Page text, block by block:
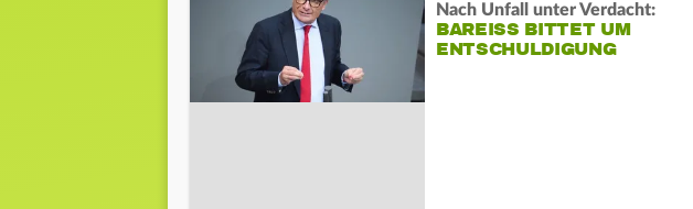
Nach Unfall unter Verdacht:
BAREISS BITTET UM E
NTSCHULDIGUNG